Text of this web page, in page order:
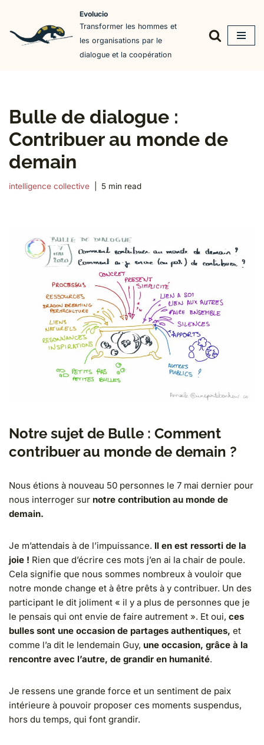
Aller
Evolucio
Transformer les hommes et
les organisations par le
dialogue et la coopération
Bulle de dialogue :
Contribuer au monde de
demain
intelligence collective 5 min read
Notre sujet de Bulle : Comment
contribuer au monde de demain ?
Nous étions à nouveau 50 personnes le 7 mai dernier pour
nous interroger sur notre contribution au monde de
demain.
Je m’attendais à de l’impuissance. Il en est ressorti de la
joie ! Rien que d’écrire ces mots j’en ai la chair de poule.
Cela signifie que nous sommes nombreux à vouloir que
notre monde change et à être prêts à y contribuer. Un des
participant le dit joliment « il y a plus de personnes que je
le pensais qui ont envie de faire autrement ». Et oui, ces
bulles sont une occasion de partages authentiques, et
comme l’a dit le lendemain Guy, une occasion, grâce à la
rencontre avec l’autre, de grandir en humanité.
Je ressens une grande force et un sentiment de paix
intérieure à pouvoir proposer ces moments suspendus,
hors du temps, qui font grandir.